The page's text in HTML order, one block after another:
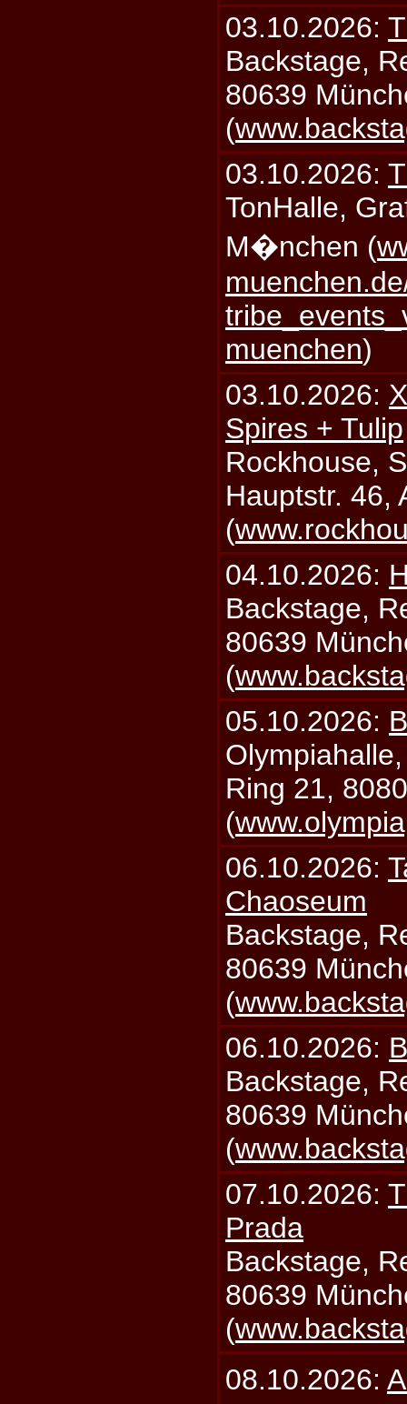
03.10.2026:
Backstage,
80639
(
03.10.2026:
TonHalle,
M�nchen (
muenchen)
03.10.2026:
Spires + Tulip
Rockhouse,
Hauptstr. 46,
(
04.10.2026:
Backstage,
80639
(
05.10.2026:
Ring 21,
(
06.10.2026:
Chaoseum
Backstage,
80639
(
06.10.2026:
Backstage,
80639
(
07.10.2026:
Prada
Backstage,
80639
(
08.10.2026: